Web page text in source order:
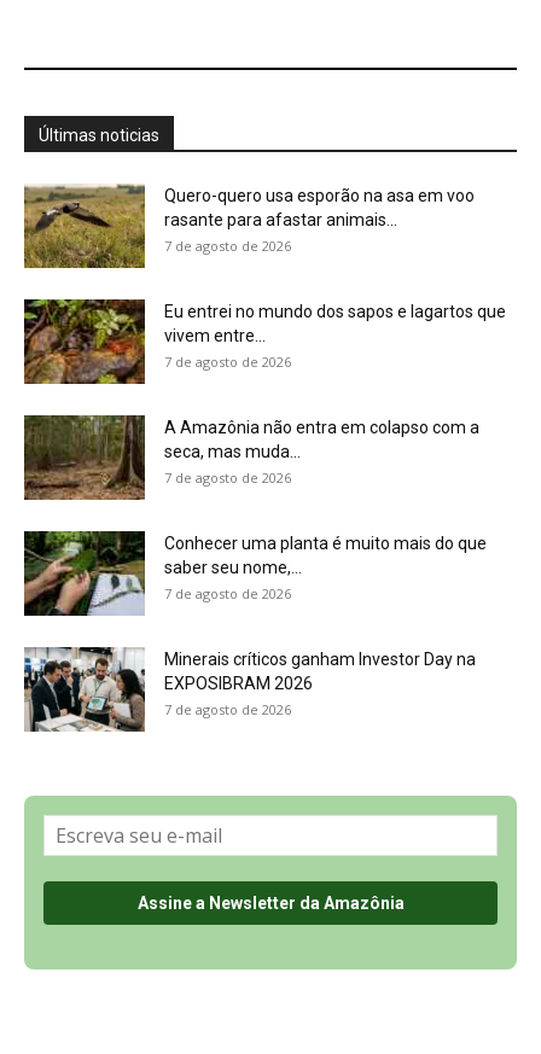
Conhecer uma planta é muito mais do que
7 de agosto de 2026
7 de agosto de 2026
Política de Privacidade, LGPD e RGPD
Últimas Notícias
🌎 Español
©